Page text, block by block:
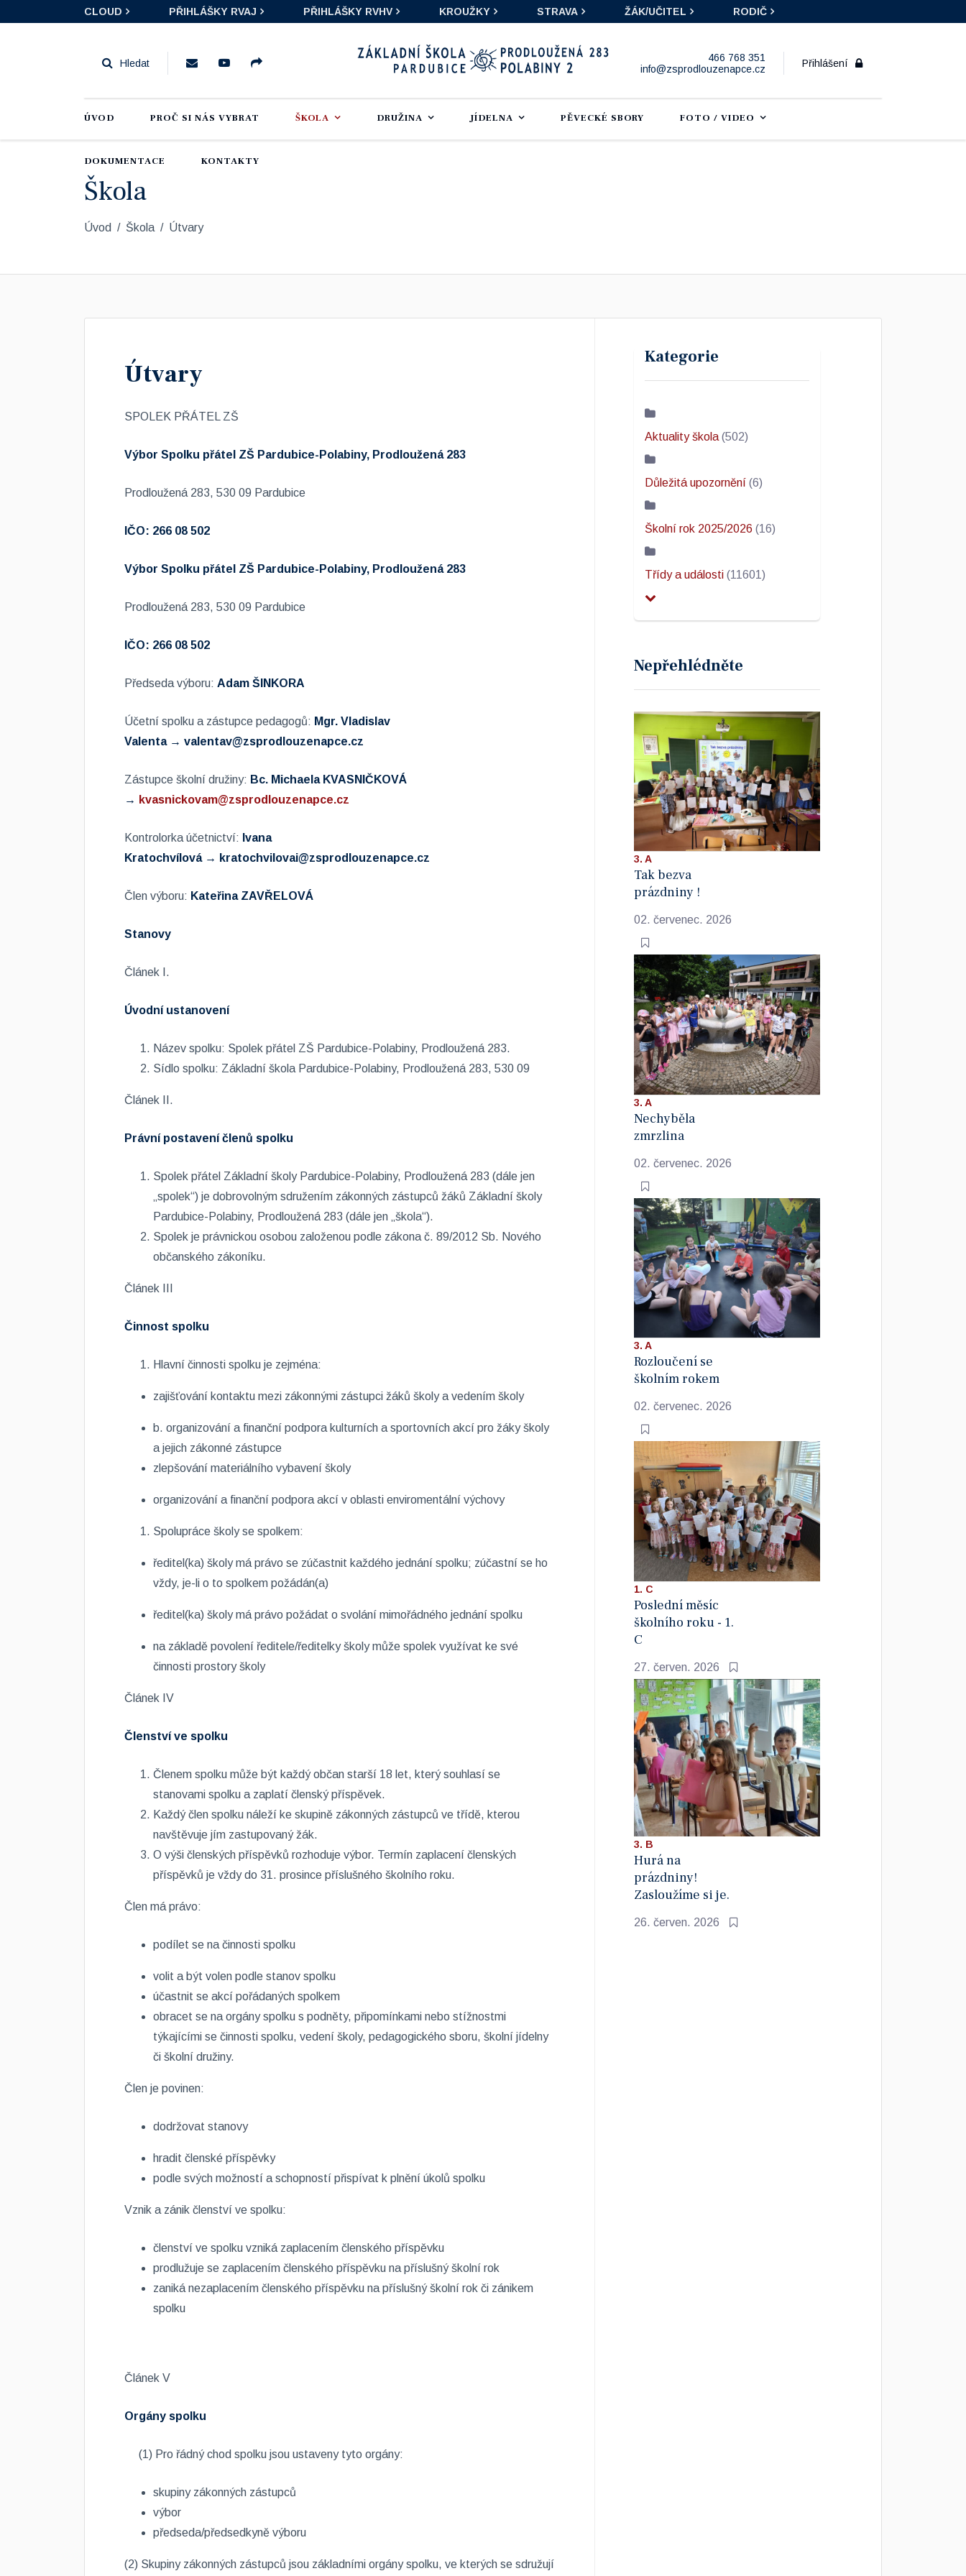
CLOUD PŘIHLÁŠKY RVAJ PŘIHLÁŠKY RVHV KROUŽKY STRAVA ŽÁK/UČITEL RODIČ
Přihlášení
466 768 351
info@zsprodlouzenapce.cz
ÚVOD PROČ SI NÁS VYBRAT ŠKOLA DRUŽINA JÍDELNA PĚVECKÉ SBORY FOTO / VIDEO
DOKUMENTACE KONTAKTY
Škola
Úvod Škola Útvary
Útvary
SPOLEK PŘÁTEL ZŠ
Výbor Spolku přátel ZŠ Pardubice-Polabiny, Prodloužená 283
Prodloužená 283, 530 09 Pardubice
IČO: 266 08 502
Výbor Spolku přátel ZŠ Pardubice-Polabiny, Prodloužená 283
Prodloužená 283, 530 09 Pardubice
IČO: 266 08 502
Předseda výboru: Adam ŠINKORA
Účetní spolku a zástupce pedagogů: Mgr. Vladislav
Valenta → valentav@zsprodlouzenapce.cz
Zástupce školní družiny: Bc. Michaela KVASNIČKOVÁ
→ kvasnickovam@zsprodlouzenapce.cz
Kontrolorka účetnictví: Ivana
Kratochvílová → kratochvilovai@zsprodlouzenapce.cz
Člen výboru: Kateřina ZAVŘELOVÁ
Stanovy
Článek I.
Úvodní ustanovení
Název spolku: Spolek přátel ZŠ Pardubice-Polabiny, Prodloužená 283.
Sídlo spolku: Základní škola Pardubice-Polabiny, Prodloužená 283, 530 09
Článek II.
Právní postavení členů spolku
Spolek přátel Základní školy Pardubice-Polabiny, Prodloužená 283 (dále jen
„spolek“) je dobrovolným sdružením zákonných zástupců žáků Základní školy
Pardubice-Polabiny, Prodloužená 283 (dále jen „škola“).
Spolek je právnickou osobou založenou podle zákona č. 89/2012 Sb. Nového
občanského zákoníku.
Článek III
Činnost spolku
Hlavní činnosti spolku je zejména:
zajišťování kontaktu mezi zákonnými zástupci žáků školy a vedením školy
b. organizování a finanční podpora kulturních a sportovních akcí pro žáky školy
a jejich zákonné zástupce
zlepšování materiálního vybavení školy
organizování a finanční podpora akcí v oblasti enviromentální výchovy
Spolupráce školy se spolkem:
ředitel(ka) školy má právo se zúčastnit každého jednání spolku; zúčastní se ho
vždy, je-li o to spolkem požádán(a)
ředitel(ka) školy má právo požádat o svolání mimořádného jednání spolku
na základě povolení ředitele/ředitelky školy může spolek využívat ke své
činnosti prostory školy
Článek IV
Členství ve spolku
Členem spolku může být každý občan starší 18 let, který souhlasí se
stanovami spolku a zaplatí členský příspěvek.
Každý člen spolku náleží ke skupině zákonných zástupců ve třídě, kterou
navštěvuje jím zastupovaný žák.
O výši členských příspěvků rozhoduje výbor. Termín zaplacení členských
příspěvků je vždy do 31. prosince příslušného školního roku.
Člen má právo:
podílet se na činnosti spolku
volit a být volen podle stanov spolku
účastnit se akcí pořádaných spolkem
obracet se na orgány spolku s podněty, připomínkami nebo stížnostmi
týkajícími se činnosti spolku, vedení školy, pedagogického sboru, školní jídelny
či školní družiny.
Člen je povinen:
dodržovat stanovy
hradit členské příspěvky
podle svých možností a schopností přispívat k plnění úkolů spolku
Vznik a zánik členství ve spolku:
členství ve spolku vzniká zaplacením členského příspěvku
prodlužuje se zaplacením členského příspěvku na příslušný školní rok
zaniká nezaplacením členského příspěvku na příslušný školní rok či zánikem
spolku
Článek V
Orgány spolku
(1) Pro řádný chod spolku jsou ustaveny tyto orgány:
skupiny zákonných zástupců
výbor
předseda/předsedkyně výboru
(2) Skupiny zákonných zástupců jsou základními orgány spolku, ve kterých se sdružují
Kategorie
Aktuality škola (502)
Důležitá upozornění (6)
Školní rok 2025/2026 (16)
Třídy a události (11601)
Nepřehlédněte
3. A
Tak bezva
prázdniny !
02. červenec. 2026
3. A
Nechyběla
zmrzlina
02. červenec. 2026
3. A
Rozloučení se
školním rokem
02. červenec. 2026
1. C
Poslední měsíc
školního roku - 1.
C
27. červen. 2026
3. B
Hurá na
prázdniny!
Zasloužíme si je.
26. červen. 2026